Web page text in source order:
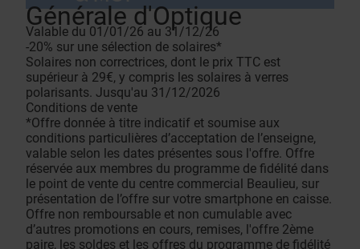
Générale d'Optique
Valable du 01/01/26 au 31/12/26
-20% sur une sélection de solaires*
Solaires non correctrices, dont le prix TTC est
supérieur à 29€, y compris les solaires à verres
polarisants. Jusqu'au 31/12/2026
Conditions de vente
*Offre donnée à titre indicatif et soumise aux
conditions particulières d’acceptation de l’enseigne,
valable selon les dates présentes sous l'offre. Offre
réservée aux membres du programme de fidélité dans
le point de vente du centre commercial Beaulieu, sur
présentation de l’offre sur votre smartphone en caisse.
Offre non remboursable et non cumulable avec
d’autres promotions en cours, remises, l'offre 2ème
paire, les soldes et les offres du programme de fidélité